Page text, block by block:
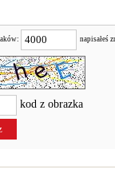
napisałeś
kod z obrazka